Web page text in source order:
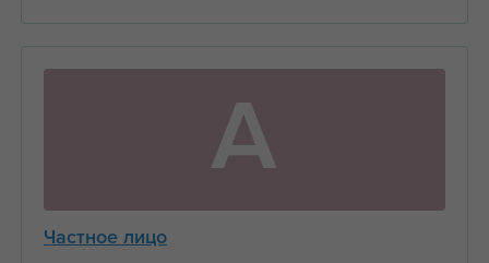
А
Частное лицо